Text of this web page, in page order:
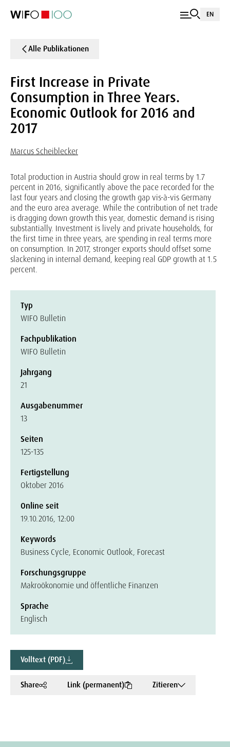
EN
Alle Publikationen
First Increase in Private
Consumption in Three Years.
Economic Outlook for 2016 and
2017
Marcus Scheiblecker
Total production in Austria should grow in real terms by 1.7
percent in 2016, significantly above the pace recorded for the
last four years and closing the growth gap vis-à-vis Germany
and the euro area average. While the contribution of net trade
is dragging down growth this year, domestic demand is rising
substantially. Investment is lively and private households, for
the first time in three years, are spending in real terms more
on consumption. In 2017, stronger exports should offset some
slackening in internal demand, keeping real GDP growth at 1.5
percent.
Typ
WIFO Bulletin
Fachpublikation
WIFO Bulletin
Jahrgang
21
Ausgabenummer
13
Seiten
125-135
Fertigstellung
Oktober 2016
Online seit
19.10.2016, 12:00
Keywords
Business Cycle, Economic Outlook, Forecast
Forschungsgruppe
Makroökonomie und öffentliche Finanzen
Sprache
Englisch
Volltext (PDF)
Share Link (permanent) Zitieren